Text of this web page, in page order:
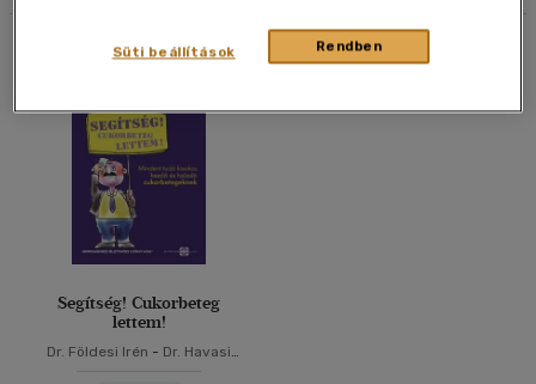
Alkalmaz
Összesen db
Segítség! Cukorbeteg
lettem!
Dr. Földesi Irén - Dr. Havasi
Rendben
Süti beállítások